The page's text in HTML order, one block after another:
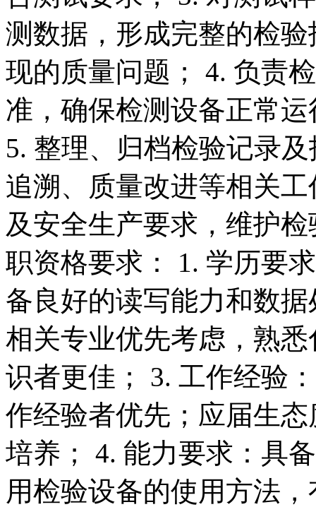
测数据，形成完整的检
现的质量问题； 4. 负责
准，确保检测设备正常
5. 整理、归档检验记录
追溯、质量改进等相关
及安全生产要求，维护
职资格要求： 1. 学历要
备良好的读写能力和数
相关专业优先考虑，熟
识者更佳； 3. 工作经验
作经验者优先；应届生
培养； 4. 能力要求：具
用检验设备的使用方法